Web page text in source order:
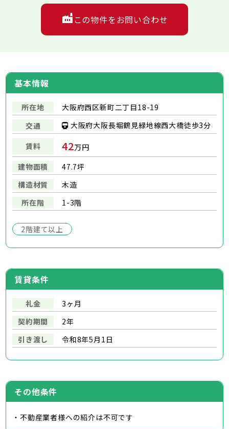
基本情報
所在地
大阪府西区新町二丁目18-19
交通
大阪府大阪長堀鶴見緑地線西大橋徒歩3分
賃料 42万円
建物面積
47.7坪
構造材質
木造
所在階
1-3階
2階建て以上
この物件をお問い合わせ
賃貸条件
礼金
3ヶ月
契約期間
2年
引き渡し
令和8年5月1日
その他条件
・不動産業者様への紹介は不可です